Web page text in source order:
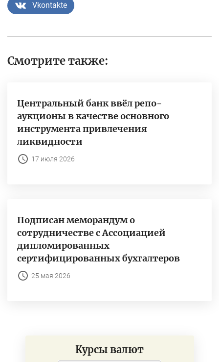
Vkontakte
Смотрите также:
Центральный банк ввёл репо-
аукционы в качестве основного
инструмента привлечения
ликвидности
17 июля 2026
Подписан меморандум о
сотрудничестве с Ассоциацией
дипломированных
сертифицированных бухгалтеров
25 мая 2026
Курсы валют